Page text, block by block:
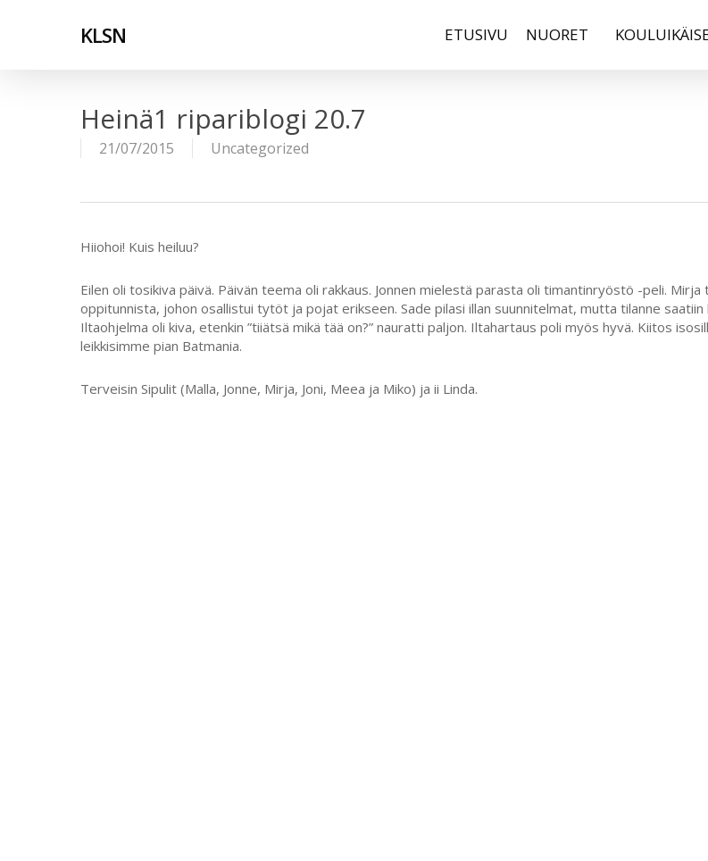
KLSN ETUSIVU NUORET
Heinä1 ripariblogi 20.7
21/07/2015 Uncategorized
Hiiohoi! Kuis heiluu?
Eilen oli tosikiva päivä. Päivän teema oli rakkaus. Jonnen mielestä parasta oli timantinryöstö -peli. Mirja
oppitunnista, johon osallistui tytöt ja pojat erikseen. Sade pilasi illan suunnitelmat, mutta tilanne saatiin
Iltaohjelma oli kiva, etenkin ”tiiätsä mikä tää on?” nauratti paljon. Iltahartaus poli myös hyvä. Kiitos
leikkisimme pian Batmania.
Terveisin Sipulit (Malla, Jonne, Mirja, Joni, Meea ja Miko) ja ii Linda.